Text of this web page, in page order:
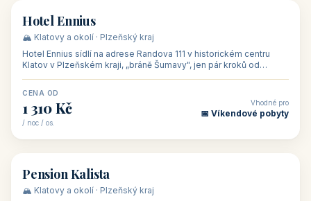
🏨 hotel
Hotel Ennius
🏔️ Klatovy a okolí · Plzeňský kraj
Hotel Ennius sídlí na adrese Randova 111 v historickém centru
Klatov v Plzeňském kraji, „bráně Šumavy", jen pár kroků od
CENA OD
1 310 Kč
/ noc / os.
Vhodné pro
📅 Víkendové pobyty
🏡 penzion
Pension Kalista
🏔️ Klatovy a okolí · Plzeňský kraj